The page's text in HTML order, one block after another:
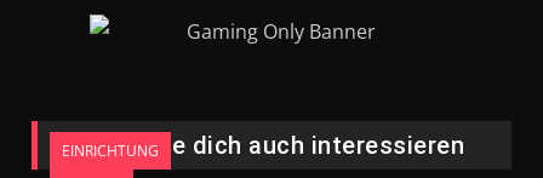
Das könnte dich auch interessieren
EINRICHTUNG